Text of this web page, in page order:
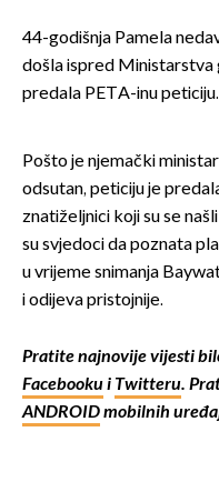
44-godišnja Pamela
došla ispred
predala PETA-inu peticiju.
Pošto je njemački
odsutan, peticiju je
znatiželjnici koji su se
su svjedoci da poznata
u vrijeme snimanja
i odijeva pristojnije.
Pratite najnovije vijesti
Facebookui Twitteru.
ANDROIDmobilnih